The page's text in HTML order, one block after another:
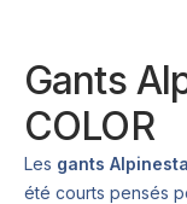
Gants
COLOR
Les gants
été courts pensés